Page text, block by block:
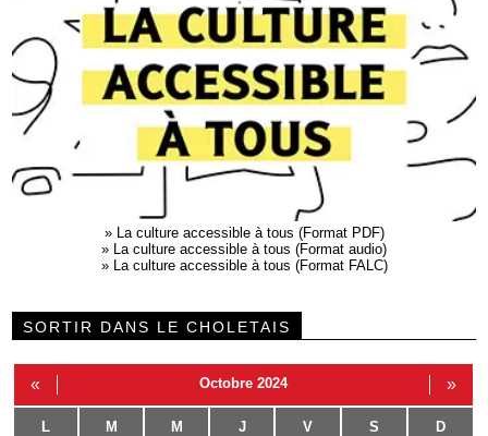
»
La culture accessible à tous (Format PDF)
»
La culture accessible à tous (Format audio)
»
La culture accessible à tous (Format FALC)
SORTIR DANS LE CHOLETAIS
« Octobre 2024 »
L M M J V S D